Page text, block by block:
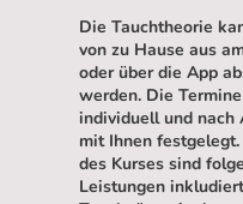
Die Tauchtheorie
von zu Hause aus
oder über die App
werden. Die
individuell und nach
mit Ihnen
des Kurses sind
Leistungen